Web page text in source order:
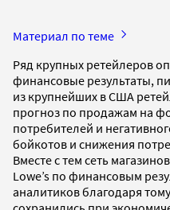
Материал по теме
Ряд крупных ретейлеров
финансовые результаты,
из крупнейших в США
прогноз по продажам на
потребителей и
бойкотов и снижения
Вместе с тем сеть
Lowe’s по финансовым
аналитиков благодаря